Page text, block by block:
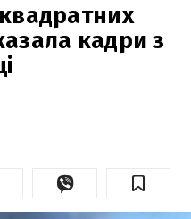
кадри з